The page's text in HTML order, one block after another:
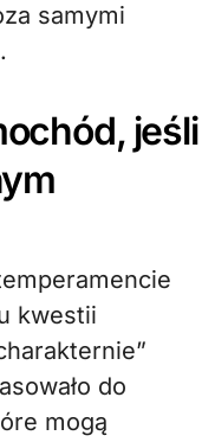
samymi
jeśli
kwestii
do
mogą